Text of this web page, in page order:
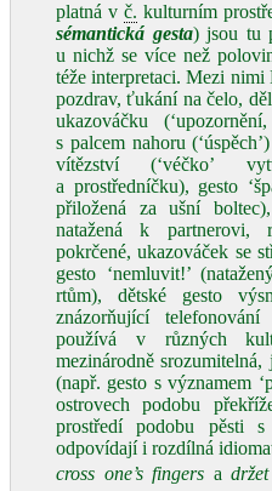
platná vč. kulturním
sémantická gesta) jsou tu
u nichž se více než
téže interpretaci. Mezi
pozdrav, ťukání na čelo,
ukazováčku
s palcem nahoru
vítězství (‘véčko’
a prostředníčku), gesto
přiložená za ušní
natažená k
pokrčené, ukazováček se
gesto ‘nemluvit!’
rtům), dětské gesto
znázorňující
používá v různých
mezinárodně
(např. gesto s významem
ostrovech podobu
prostředí podobu pěsti
odpovídají i rozdílná
cross one’s fingers a